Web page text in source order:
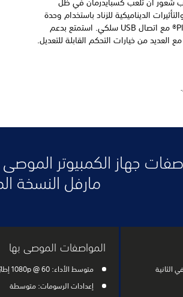
شعور أن تلعب كسبايدرمان في ظل
الديناميكية للزناد باستخدام وحدة
تحكم PlayStation DualSense® مع اتصال USB سلكي. استمتع بدعم
العديد من خيارات التحكم القابلة للتعديل.
جهاز الكمبيوتر الموصى
مارفل النسخة
المواصفات الموصى بها
متوسط الأداء: 1080p @ 60 إطارًا في الثانية
إعدادات الرسومات: متوسطة